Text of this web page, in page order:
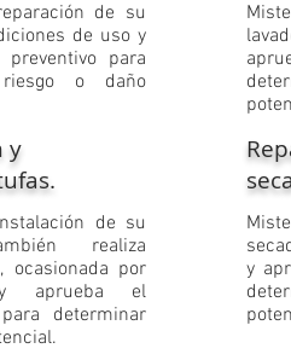
de su
de uso y
para
o daño
y
de su
realiza
ocasionada por
aprueba el
determinar
y